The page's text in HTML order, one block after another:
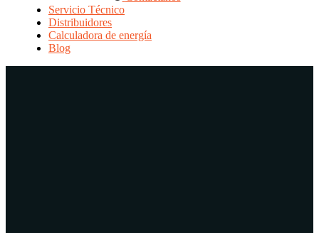
Servicio Técnico
Distribuidores
Calculadora de energía
Blog